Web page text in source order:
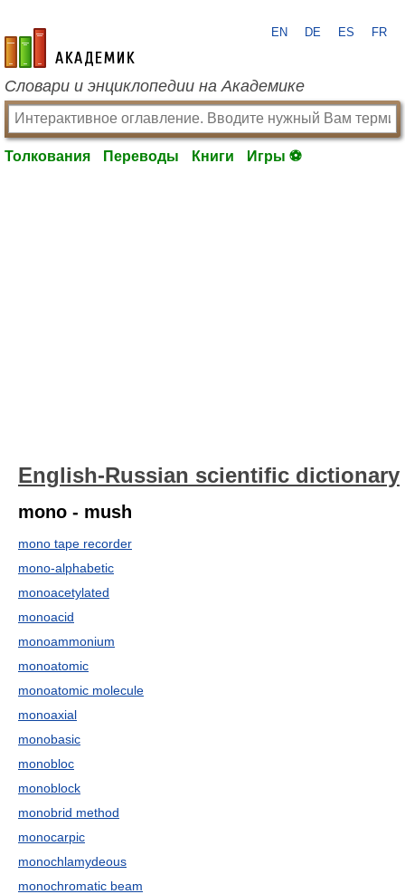
academic.ru
EN DE ES FR
Словари и энциклопедии на Академике
Толкования Переводы Книги Игры ⚽
English-Russian scientific dictionary
mono - mush
mono tape recorder
mono-alphabetic
monoacetylated
monoacid
monoammonium
monoatomic
monoatomic molecule
monoaxial
monobasic
monobloc
monoblock
monobrid method
monocarpic
monochlamydeous
monochromatic beam